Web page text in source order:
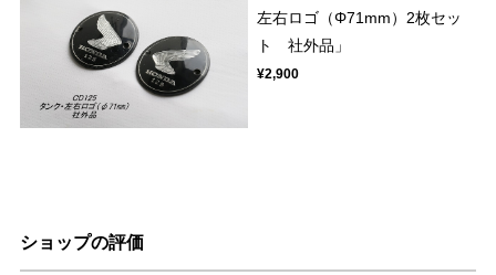
左右ロゴ（Φ71mm）2枚セッ
ト 社外品」
¥2,900
ショップの評価